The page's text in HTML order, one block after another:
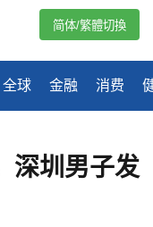
全球 金融 消费
简体/繁體切換
深圳男子发